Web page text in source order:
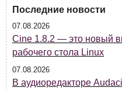
Последние новости
07.08.2026
Cine 1.8.2 — это новый
рабочего стола Linux
07.08.2026
В аудиоредакторе